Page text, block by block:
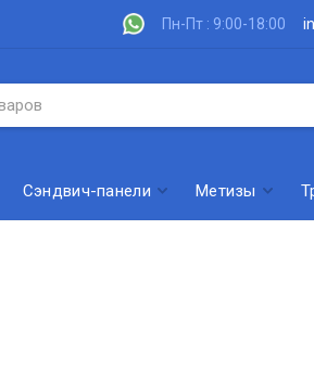
Пн-Пт : 9:00-18:00
Сэндвич-панели Метизы